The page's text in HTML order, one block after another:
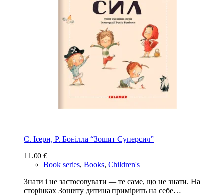
С. Ісерн, Р. Бонiлла “Зошит Суперсил”
11.00 €
Book series, Books, Children's
Знати і не застосовувати — те саме, що не знати. На
сторінках Зошиту дитина примірить на себе…